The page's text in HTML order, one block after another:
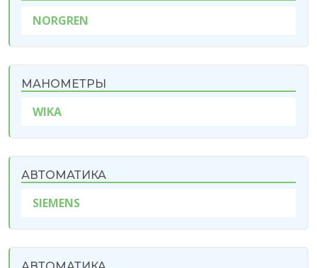
NORGREN
МАНОМЕТРЫ
WIKA
АВТОМАТИКА
SIEMENS